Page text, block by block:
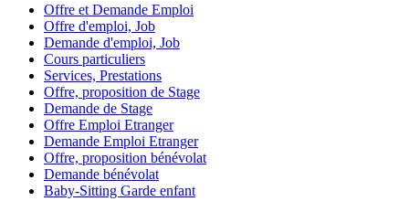
Offre et Demande Emploi
Offre d'emploi, Job
Demande d'emploi, Job
Cours particuliers
Services, Prestations
Offre, proposition de Stage
Demande de Stage
Offre Emploi Etranger
Demande Emploi Etranger
Offre, proposition bénévolat
Demande bénévolat
Baby-Sitting Garde enfant